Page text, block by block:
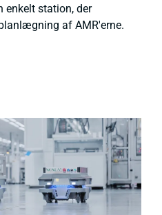
enkelt station, der
af AMR'erne.